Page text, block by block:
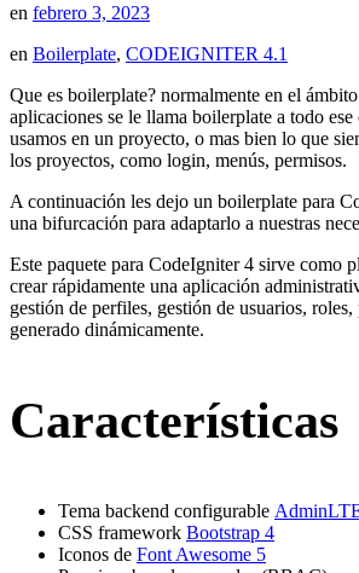
en febrero 3, 2023
en Boilerplate, CODEIGNITER 4.1
Que es boilerplate? normalmente en el
aplicaciones se le llama boilerplate a todo
usamos en un proyecto, o mas bien lo que
los proyectos, como login, menús, permisos.
A continuación les dejo un boilerplate para
una bifurcación para adaptarlo a nuestras
Este paquete para CodeIgniter 4 sirve como
crear rápidamente una aplicación
gestión de perfiles, gestión de usuarios,
generado dinámicamente.
Características
Tema backend configurable
CSS framework Bootstrap 4
Iconos de Font Awesome 5